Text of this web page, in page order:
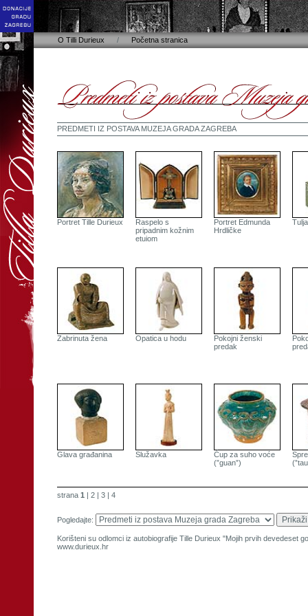
O Tilli Durieux / Početna stranica
PREDMETI IZ POSTAVA MUZEJA GRADA ZAGREBA
Portret Tille Durieux
Raspelo s
pripadnim kožnim
etuiom
Portret Edmunda
Hrdličke
Zabrinuta žena Opatica u hodu
Pokojni ženski
predak
Glava građanina Služavka
Ćup za suho voće
(”guan”)
strana 1 | 2 | 3 | 4
Pogledajte:
Korišteni su odlomci iz autobiografije Tille Durieux "Mojih prvih devedeset
www.durieux.hr